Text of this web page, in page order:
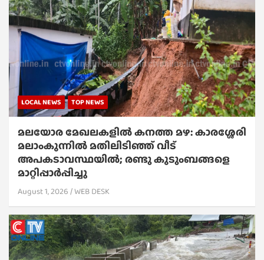
LOCAL NEWS TOP NEWS
മലയോര മേഖലകളിൽ കനത്ത മഴ: കാരശ്ശേരി
മലാംകുന്നിൽ മതിലിടിഞ്ഞ് വീട്
അപകടാവസ്ഥയിൽ; രണ്ടു കുടുംബങ്ങളെ
മാറ്റിപ്പാർപ്പിച്ചു
August 1, 2026 WEB DESK